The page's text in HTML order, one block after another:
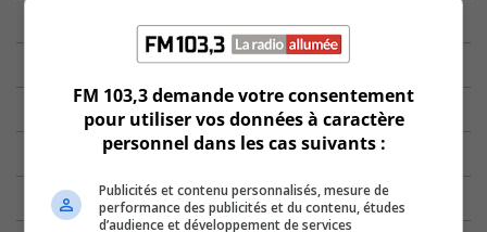
FM 103,3 demande votre consentement
pour utiliser vos données à caractère
personnel dans les cas suivants :
Publicités et contenu personnalisés, mesure de
performance des publicités et du contenu, études
d’audience et développement de services